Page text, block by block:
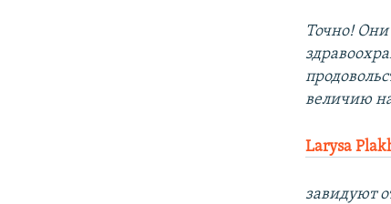
Точно!
величию
Larysa
завидуют